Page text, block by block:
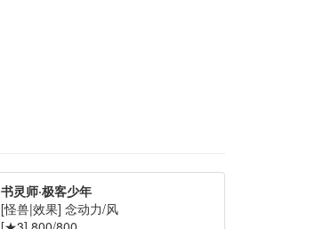
书灵师·极客少年
[怪兽|效果] 念动力/风